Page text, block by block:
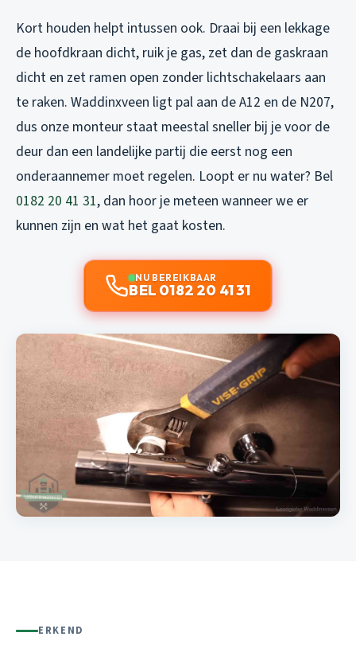
Kort houden helpt intussen ook. Draai bij een lekkage
de hoofdkraan dicht, ruik je gas, zet dan de gaskraan
dicht en zet ramen open zonder lichtschakelaars aan
te raken. Waddinxveen ligt pal aan de A12 en de N207,
dus onze monteur staat meestal sneller bij je voor de
deur dan een landelijke partij die eerst nog een
onderaannemer moet regelen. Loopt er nu water? Bel
0182 20 41 31, dan hoor je meteen wanneer we er
kunnen zijn en wat het gaat kosten.
NU BEREIKBAAR
BEL 0182 20 41 31
ERKEND